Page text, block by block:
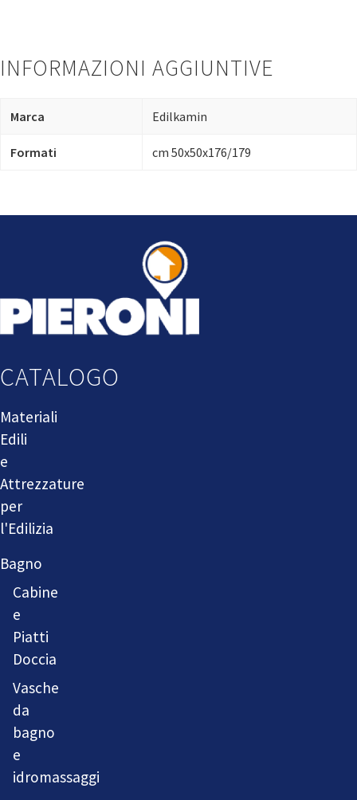
INFORMAZIONI AGGIUNTIVE
Marca Edilkamin
Formati cm 50x50x176/179
CATALOGO
Materiali
Edili
e
Attrezzature
per
l'Edilizia
Bagno
Cabine
e
Piatti
Doccia
Vasche
da
bagno
e
idromassaggi